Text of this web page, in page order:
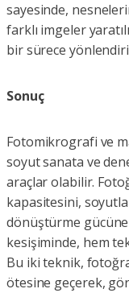
sayesinde,
farklı imgeler
bir sürece
Sonuç
Fotomikrografi ve
soyut sanata ve
araçlar olabilir.
kapasitesini,
dönüştürme
kesişiminde, hem
Bu iki teknik,
ötesine geçerek,